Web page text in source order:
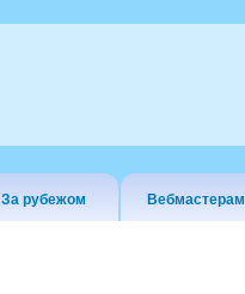
За рубежом Вебмастерам